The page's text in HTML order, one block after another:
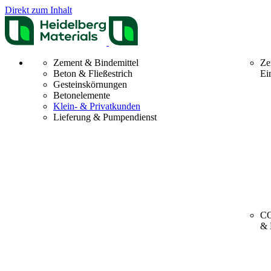
Direkt zum Inhalt
Zement & Bindemittel
Beton & Fließestrich
Gesteinskörnungen
Betonelemente
Klein- & Privatkunden
Lieferung & Pumpendienst
&